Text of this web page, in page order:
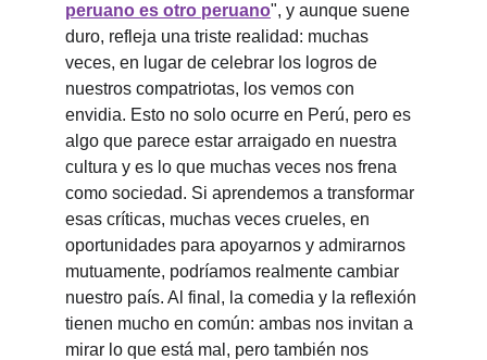
peruano es otro peruano", y aunque suene
duro, refleja una triste realidad: muchas
veces, en lugar de celebrar los logros de
nuestros compatriotas, los vemos con
envidia. Esto no solo ocurre en Perú, pero es
algo que parece estar arraigado en nuestra
cultura y es lo que muchas veces nos frena
como sociedad. Si aprendemos a transformar
esas críticas, muchas veces crueles, en
oportunidades para apoyarnos y admirarnos
mutuamente, podríamos realmente cambiar
nuestro país. Al final, la comedia y la reflexión
tienen mucho en común: ambas nos invitan a
mirar lo que está mal, pero también nos